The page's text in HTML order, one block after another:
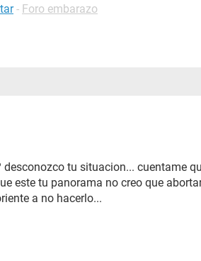
- Foro embarazo
tu situacion... cuentame
este tu panorama no creo que
a no hacerlo...